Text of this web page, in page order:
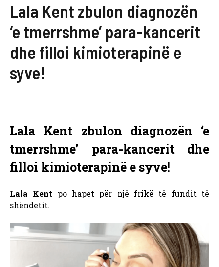
Lala Kent zbulon diagnozën
‘e tmerrshme’ para-kancerit
dhe filloi kimioterapinë e
syve!
Lala Kent zbulon diagnozën ‘e
tmerrshme’ para-kancerit dhe
filloi kimioterapinë e syve!
Lala Kent po hapet për një frikë të fundit të
shëndetit.